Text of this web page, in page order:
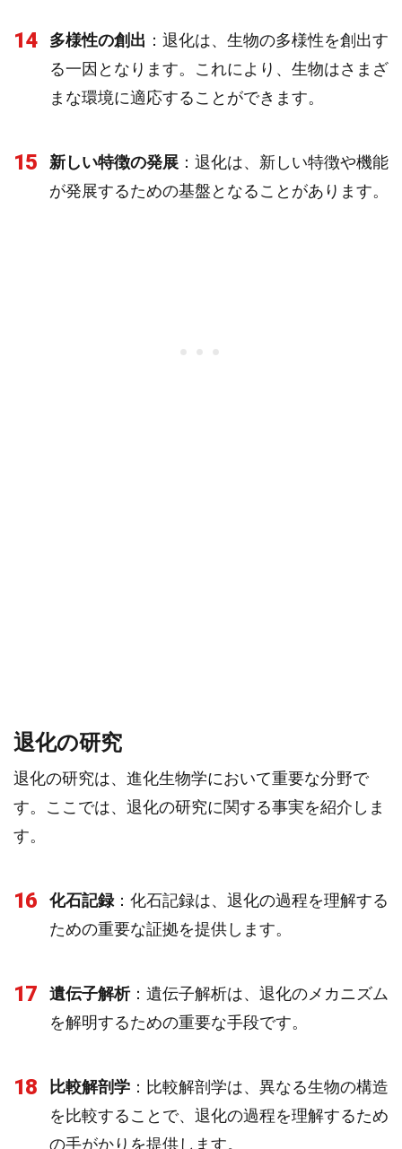
14 多様性の創出 ：退化は、生物の多様性を創出す
る一因となります。これにより、生物はさまざ
まな環境に適応することができます。
15 新しい特徴の発展 ：退化は、新しい特徴や機能
が発展するための基盤となることがあります。
退化の研究
退化の研究は、進化生物学において重要な分野で
す。ここでは、退化の研究に関する事実を紹介しま
す。
16 化石記録：化石記録は、退化の過程を理解する
ための重要な証拠を提供します。
17 遺伝子解析：遺伝子解析は、退化のメカニズム
を解明するための重要な手段です。
18 比較解剖学 ：比較解剖学は、異なる生物の構造
を比較することで、退化の過程を理解するため
の手がかりを提供します。